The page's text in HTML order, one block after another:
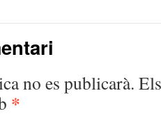
no es publicarà.
*